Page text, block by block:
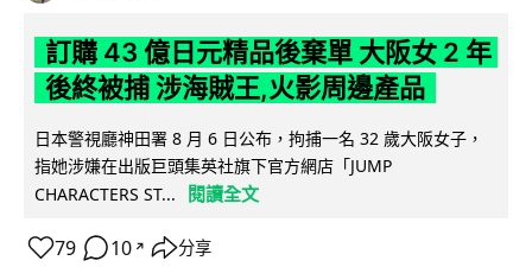
訂購 43 億日元精品後棄單 大阪女 2 年
後終被捕 涉海賊王,火影周邊產品
日本警視廳神田署 8 月 6 日公布，拘捕一名 32 歲大阪女子，
指她涉嫌在出版巨頭集英社旗下官方網店「JUMP
CHARACTERS ST...
閱讀全文
79 10 ↗ 分享